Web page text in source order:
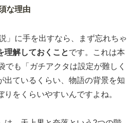
な理由
」に手を出すなら、まず忘れちゃ
理解しておくことです。これは本
でも「ガチアクタは設定が難しく
出ているくらい、物語の背景を知
をくらいやすいんですよね。